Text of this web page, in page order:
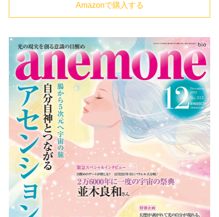
Amazonで購入する